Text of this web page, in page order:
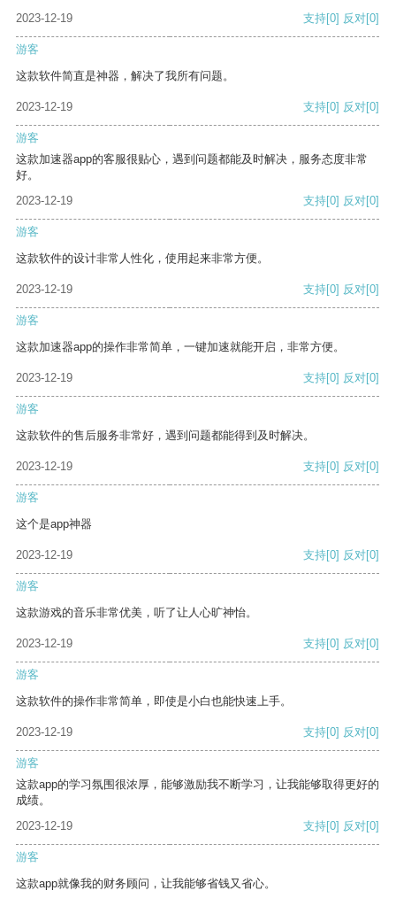
2023-12-19 支持[0] 反对[0]
游客
这款软件简直是神器，解决了我所有问题。
2023-12-19 支持[0] 反对[0]
游客
这款加速器app的客服很贴心，遇到问题都能及时解决，服务态度非常
好。
2023-12-19
支持[0] 反对[0]
游客
这款软件的设计非常人性化，使用起来非常方便。
2023-12-19 支持[0] 反对[0]
游客
这款加速器app的操作非常简单，一键加速就能开启，非常方便。
2023-12-19 支持[0] 反对[0]
游客
这款软件的售后服务非常好，遇到问题都能得到及时解决。
2023-12-19 支持[0] 反对[0]
游客
这个是app神器
2023-12-19 支持[0] 反对[0]
游客
这款游戏的音乐非常优美，听了让人心旷神怡。
2023-12-19 支持[0] 反对[0]
游客
这款软件的操作非常简单，即使是小白也能快速上手。
2023-12-19 支持[0] 反对[0]
游客
这款app的学习氛围很浓厚，能够激励我不断学习，让我能够取得更好的
成绩。
2023-12-19
支持[0] 反对[0]
游客
这款app就像我的财务顾问，让我能够省钱又省心。